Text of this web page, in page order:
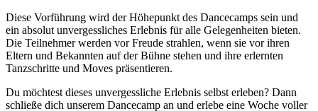
Diese Vorführung wird der Höhepunkt des Dancecamps sein und
ein absolut unvergessliches Erlebnis für alle Gelegenheiten bieten.
Die Teilnehmer werden vor Freude strahlen, wenn sie vor ihren
Eltern und Bekannten auf der Bühne stehen und ihre erlernten
Tanzschritte und Moves präsentieren.
Du möchtest dieses unvergessliche Erlebnis selbst erleben? Dann
schließe dich unserem Dancecamp an und erlebe eine Woche voller